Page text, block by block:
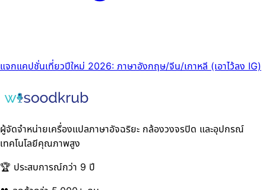
แจกแคปชั่นเที่ยวปีใหม่ 2026: ภาษาอังกฤษ/จีน/เกาหลี (เอาไว้ลง IG)
ผู้จัดจำหน่ายเครื่องแปลภาษาอัจฉริยะ กล้องวงจรปิด และอุปกรณ์
เทคโนโลยีคุณภาพสูง
🏆 ประสบการณ์กว่า 9 ปี